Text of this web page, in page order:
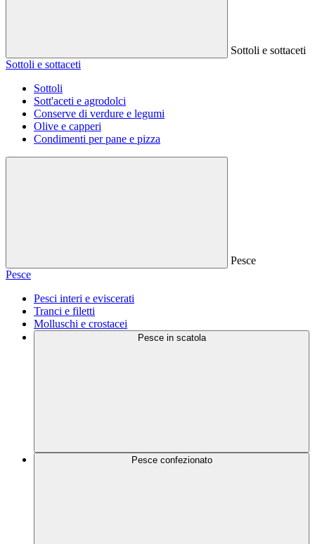
Sottoli e sottaceti
Sottoli e sottaceti
Sottoli
Sott'aceti e agrodolci
Conserve di verdure e legumi
Olive e capperi
Condimenti per pane e pizza
Pesce
Pesce
Pesci interi e eviscerati
Tranci e filetti
Molluschi e crostacei
Pesce in scatola
Pesce confezionato